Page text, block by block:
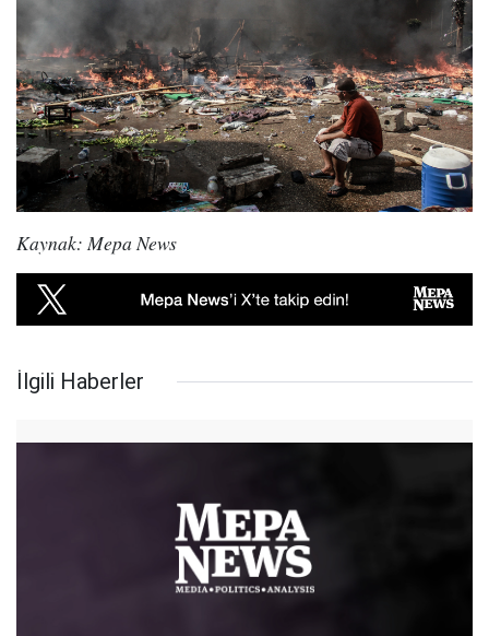
Kaynak: Mepa News
İlgili Haberler